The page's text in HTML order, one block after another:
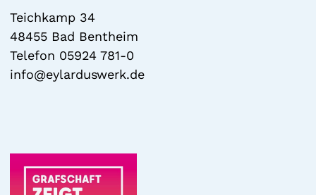
Teichkamp 34
48455 Bad Bentheim
Telefon 05924 781-0
info@eylarduswerk.de